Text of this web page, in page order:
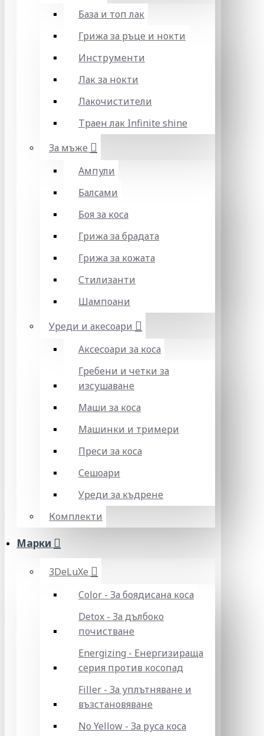
База и топ лак
Грижа за ръце и нокти
Инструменти
Лак за нокти
Лакочистители
Траен лак Infinite shine
За мъже
Ампули
Балсами
Боя за коса
Грижа за брадата
Грижа за кожата
Стилизанти
Шампоани
Уреди и акесоари
Аксесоари за коса
Гребени и четки за
изсушаване
Маши за коса
Машинки и тримери
Преси за коса
Сешоари
Уреди за къдрене
Комплекти
Марки
3DeLuXe
Color - За боядисана коса
Detox - За дълбоко
почистване
Energizing - Енергизираща
серия против косопад
Filler - За уплътняване и
възстановяване
No Yellow - За руса коса